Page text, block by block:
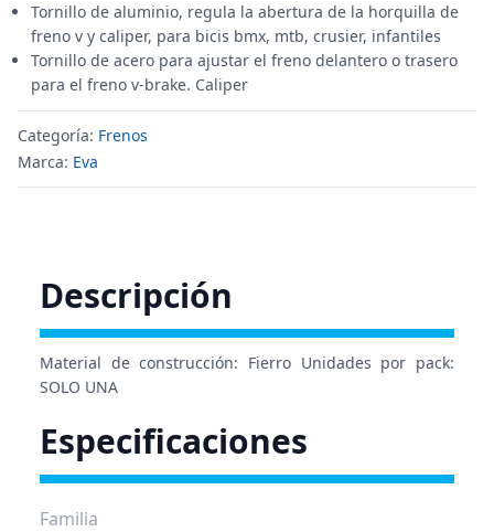
Tornillo de aluminio, regula la abertura de la horquilla de
freno v y caliper, para bicis bmx, mtb, crusier, infantiles
Tornillo de acero para ajustar el freno delantero o trasero
para el freno v-brake. Caliper
Categoría: Frenos
Marca: Eva
Descripción
Material de construcción: Fierro Unidades por pack:
SOLO UNA
Especificaciones
Familia